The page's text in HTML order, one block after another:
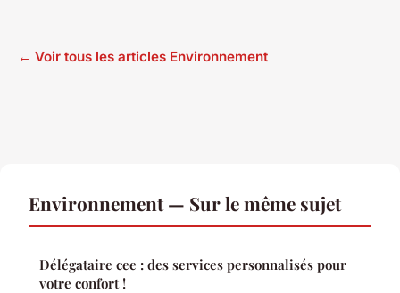
← Voir tous les articles Environnement
Environnement — Sur le même sujet
Délégataire cee : des services personnalisés pour
votre confort !